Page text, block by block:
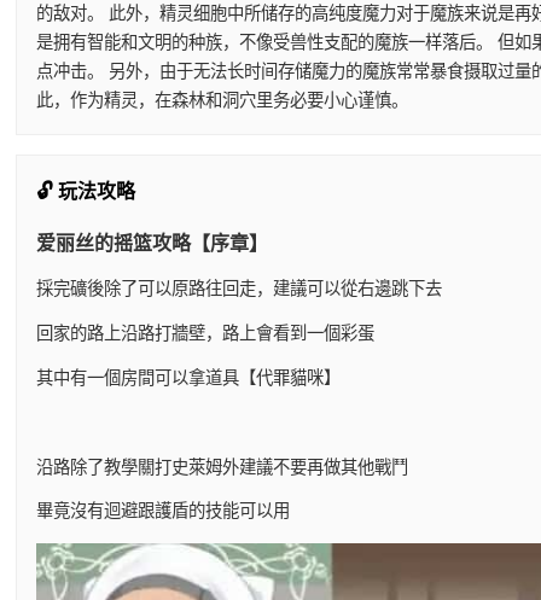
的敌对。 此外，精灵细胞中所储存的高纯度魔力对于魔族来说是
是拥有智能和文明的种族，不像受兽性支配的魔族一样落后。 但
点冲击。 另外，由于无法长时间存储魔力的魔族常常暴食摄取过
此，作为精灵，在森林和洞穴里务必要小心谨慎。
🔓 玩法攻略
爱丽丝的摇篮攻略【序章】
採完礦後除了可以原路往回走，建議可以從右邊跳下去
回家的路上沿路打牆壁，路上會看到一個彩蛋
其中有一個房間可以拿道具【代罪貓咪】
沿路除了教學關打史萊姆外建議不要再做其他戰鬥
畢竟沒有迴避跟護盾的技能可以用